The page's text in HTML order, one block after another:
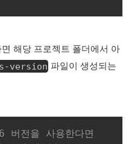
해당 프로젝트 폴더에서 아
version 파일이 생성되는
전을 사용한다면